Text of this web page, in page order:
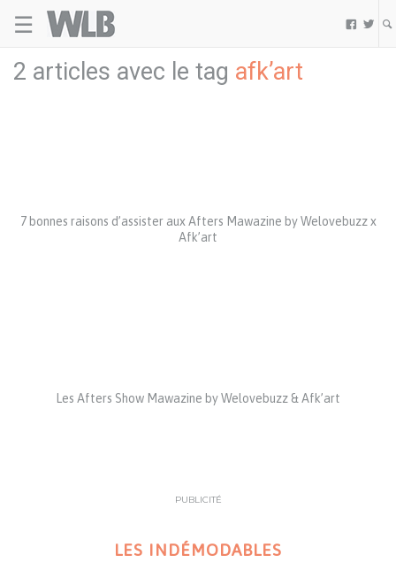
☰  
2 articles avec le tag afk’art
7 bonnes raisons d’assister aux Afters Mawazine by Welovebuzz x
Afk’art
Les Afters Show Mawazine by Welovebuzz & Afk’art
PUBLICITÉ
LES INDÉMODABLES